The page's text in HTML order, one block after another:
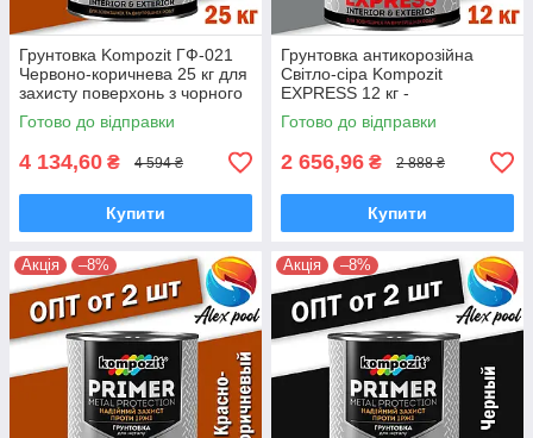
Грунтовка Kompozit ГФ-021
Червоно-коричнева 25 кг для
захисту поверхонь з чорного
металу
Готово до відправки
4 134,60 ₴ 4 594 ₴
Купити
Грунтовка антикорозійна
Світло-сіра Kompozit
EXPRESS 12 кг -
Швидковисихаюча уретан-
алкідна
Готово до відправки
2 656,96 ₴ 2 888 ₴
Купити
Акція –8% Акція –8%